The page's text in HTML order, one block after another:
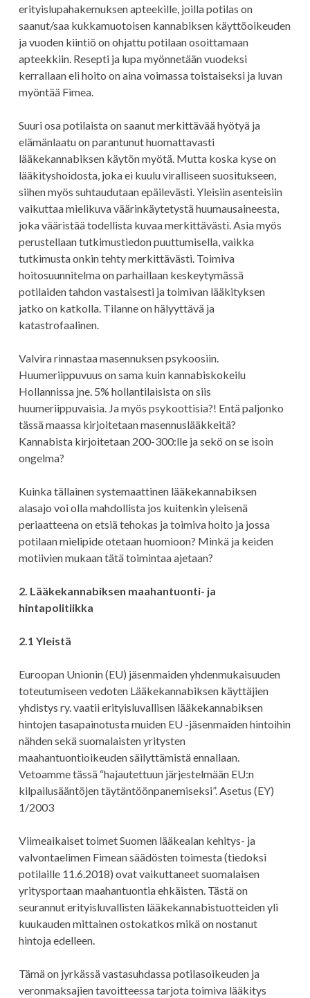
erityislupahakemuksen apteekille, joilla potilas on
saanut/saa kukkamuotoisen kannabiksen käyttöoikeuden
ja vuoden kiintiö on ohjattu potilaan osoittamaan
apteekkiin. Resepti ja lupa myönnetään vuodeksi
kerrallaan eli hoito on aina voimassa toistaiseksi ja luvan
myöntää Fimea.
Suuri osa potilaista on saanut merkittävää hyötyä ja
elämänlaatu on parantunut huomattavasti
lääkekannabiksen käytön myötä. Mutta koska kyse on
lääkityshoidosta, joka ei kuulu viralliseen suositukseen,
siihen myös suhtaudutaan epäilevästi. Yleisiin asenteisiin
vaikuttaa mielikuva väärinkäytetystä huumausaineesta,
joka vääristää todellista kuvaa merkittävästi. Asia myös
perustellaan tutkimustiedon puuttumisella, vaikka
tutkimusta onkin tehty merkittävästi. Toimiva
hoitosuunnitelma on parhaillaan keskeytymässä
potilaiden tahdon vastaisesti ja toimivan lääkityksen
jatko on katkolla. Tilanne on hälyyttävä ja
katastrofaalinen.
Valvira rinnastaa masennuksen psykoosiin.
Huumeriippuvuus on sama kuin kannabiskokeilu
Hollannissa jne. 5% hollantilaisista on siis
huumeriippuvaisia. Ja myös psykoottisia?! Entä paljonko
tässä maassa kirjoitetaan masennuslääkkeitä?
Kannabista kirjoitetaan 200-300:lle ja sekö on se isoin
ongelma?
Kuinka tällainen systemaattinen lääkekannabiksen
alasajo voi olla mahdollista jos kuitenkin yleisenä
periaatteena on etsiä tehokas ja toimiva hoito ja jossa
potilaan mielipide otetaan huomioon? Minkä ja keiden
motiivien mukaan tätä toimintaa ajetaan?
2. Lääkekannabiksen maahantuonti- ja
hintapolitiikka
2.1 Yleistä
Euroopan Unionin (EU) jäsenmaiden yhdenmukaisuuden
toteutumiseen vedoten Lääkekannabiksen käyttäjien
yhdistys ry. vaatii erityisluvallisen lääkekannabiksen
hintojen tasapainotusta muiden EU -jäsenmaiden hintoihin
nähden sekä suomalaisten yritysten
maahantuontioikeuden säilyttämistä ennallaan.
Vetoamme tässä “hajautettuun järjestelmään EU:n
kilpailusääntöjen täytäntöönpanemiseksi”. Asetus (EY)
1/2003
Viimeaikaiset toimet Suomen lääkealan kehitys- ja
valvontaelimen Fimean säädösten toimesta (tiedoksi
potilaille 11.6.2018) ovat vaikuttaneet suomalaisen
yritysportaan maahantuontia ehkäisten. Tästä on
seurannut erityisluvallisten lääkekannabistuotteiden yli
kuukauden mittainen ostokatkos mikä on nostanut
hintoja edelleen.
Tämä on jyrkässä vastasuhdassa potilasoikeuden ja
veronmaksajien tavoitteessa tarjota toimiva lääkitys